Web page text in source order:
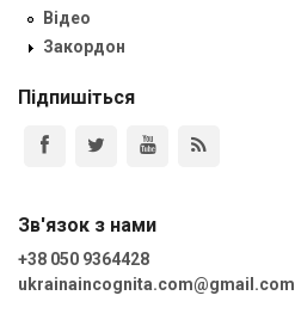
Відео
Закордон
Підпишіться
Зв'язок з нами
+38 050 9364428
ukrainaincognita.com@gmail.com